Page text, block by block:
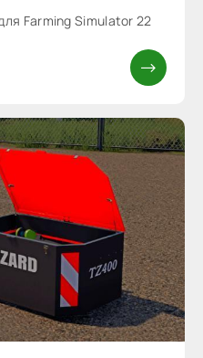
Farming Simulator 22